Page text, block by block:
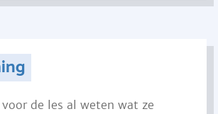
de les al weten wat ze